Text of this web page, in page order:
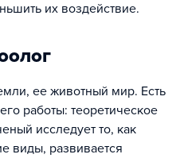
их воздействие.
ее животный мир. Есть
работы: теоретическое
исследует то, как
виды, развивается